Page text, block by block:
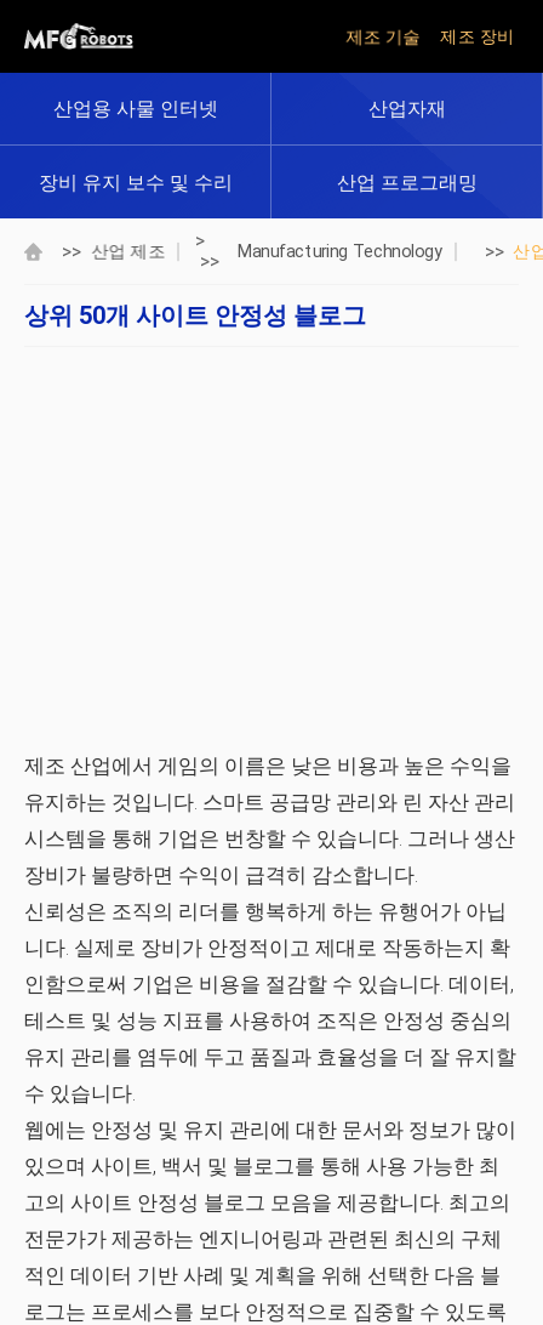
제조 기술 제조 장비
산업용 사물 인터넷 산업자재
장비 유지 보수 및 수리 산업 프로그래밍
>> 산업 제조
>
>>
Manufacturing Technology >> 산
상위 50개 사이트 안정성 블로그
제조 산업에서 게임의 이름은 낮은 비용과 높은 수익을
유지하는 것입니다. 스마트 공급망 관리와 린 자산 관리
시스템을 통해 기업은 번창할 수 있습니다. 그러나 생산
장비가 불량하면 수익이 급격히 감소합니다.
신뢰성은 조직의 리더를 행복하게 하는 유행어가 아닙
니다. 실제로 장비가 안정적이고 제대로 작동하는지 확
인함으로써 기업은 비용을 절감할 수 있습니다. 데이터,
테스트 및 성능 지표를 사용하여 조직은 안정성 중심의
유지 관리를 염두에 두고 품질과 효율성을 더 잘 유지할
수 있습니다.
웹에는 안정성 및 유지 관리에 대한 문서와 정보가 많이
있으며 사이트, 백서 및 블로그를 통해 사용 가능한 최
고의 사이트 안정성 블로그 모음을 제공합니다. 최고의
전문가가 제공하는 엔지니어링과 관련된 최신의 구체
적인 데이터 기반 사례 및 계획을 위해 선택한 다음 블
로그는 프로세스를 보다 안정적으로 집중할 수 있도록